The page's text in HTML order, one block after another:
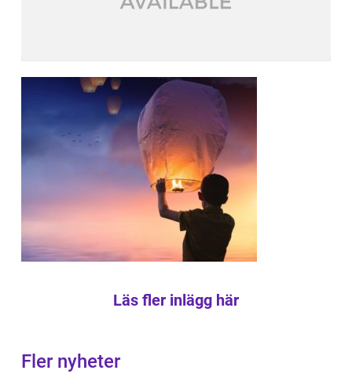
Läs fler inlägg här
Fler nyheter